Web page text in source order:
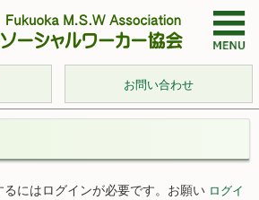
お問い合わせ
にはログインが必要です。お願い ログイ